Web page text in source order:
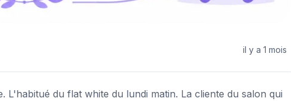
il y a 1 mois
L'habitué du flat white du lundi matin. La cliente du salon qui